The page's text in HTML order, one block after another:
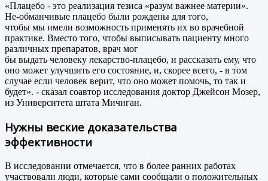
«Плацебо - это реализация тезиса «разум важнее материи».
Не-обманчивые плацебо были рождены для того,
чтобы мы имели возможность применять их во врачебной
практике. Вместо того, чтобы выписывать пациенту много
различных препаратов, врач мог
бы выдать человеку лекарство-плацебо, и рассказать ему, что
оно может улучшить его состояние, и, скорее всего, - в том
случае если человек верит, что оно может помочь, то так и
будет». - сказал соавтор исследования доктор Джейсон Мозер,
из Университета штата Мичиган.
Нужны веские доказательства
эффективности
В исследовании отмечается, что в более ранних работах
участвовали люди, которые сами сообщали о положительных